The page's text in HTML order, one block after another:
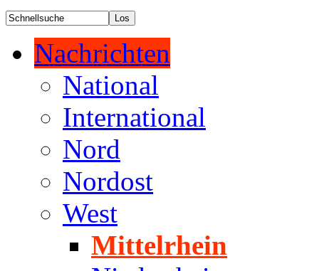
Nachrichten
National
International
Nord
Nordost
West
Mittelrhein